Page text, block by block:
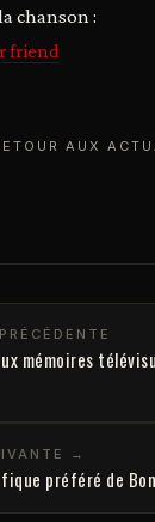
chanson :
friend
AUX
mémoires
→
préféré de